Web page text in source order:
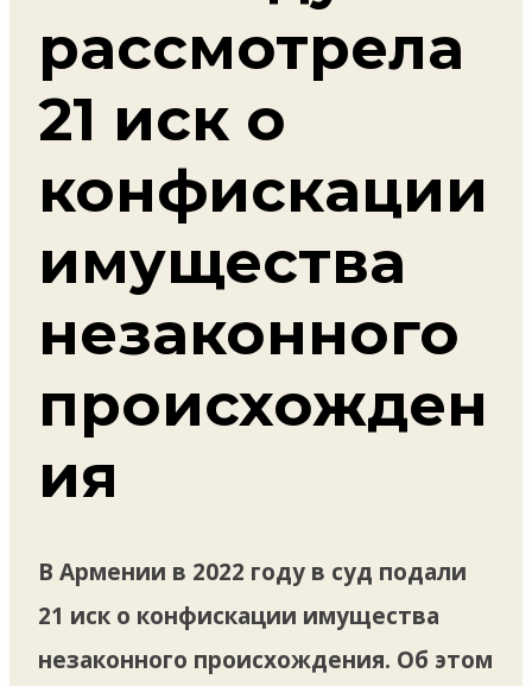
рассмотрела
21 иск о
конфискации
имущества
незаконного
происхожден
ия
В Армении в 2022 году в суд подали
21 иск о конфискации имущества
незаконного происхождения. Об этом